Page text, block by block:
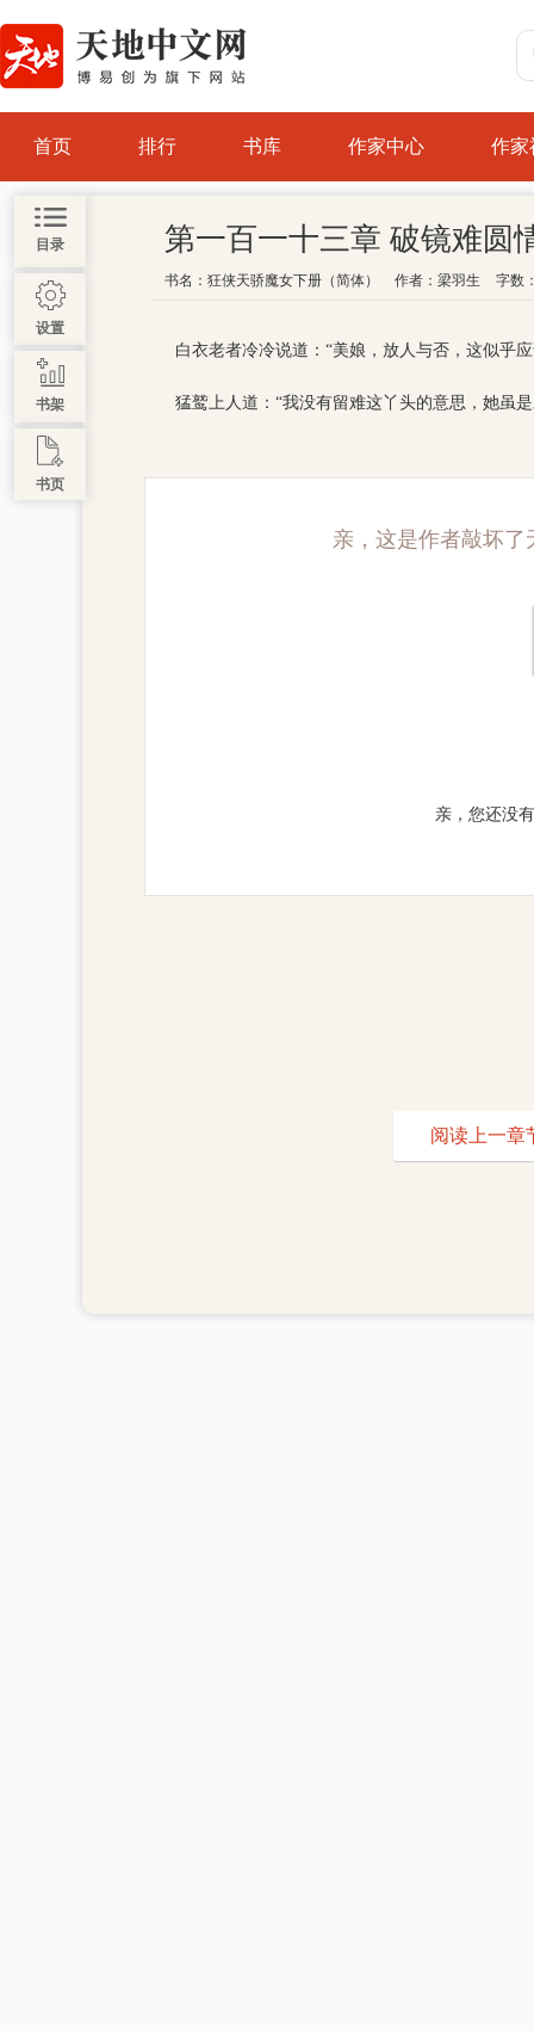
首页 排行 书库 作家中心 作家
目录
设置
书架
书页
第一百一十三章 破镜难圆
书名： 狂侠天骄魔女下册（简体） 作者： 梁羽生 字数
白衣老者冷冷说道：“美娘，放人与否，这似乎
猛鹫上人道：“我没有留难这丫头的意思，她虽
亲，这是作者敲坏
亲，您还没
阅读上一章